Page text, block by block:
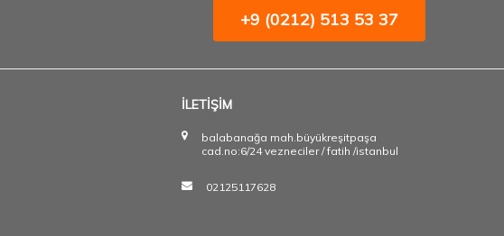
+9 (0212) 513 53 37
İLETİŞİM
balabanağa mah.büyükreşitpaşa
cad.no:6/24 vezneciler / fatih /istanbul
02125117628